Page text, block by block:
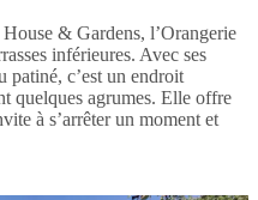
& Gardens, l’Orangerie
inférieures. Avec ses
patiné, c’est un endroit
quelques agrumes. Elle offre
à s’arrêter un moment et